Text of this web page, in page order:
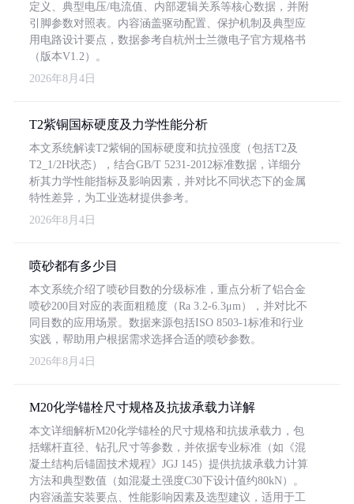
定义、典型电压/电流值、内部逻辑关系等核心数据，并附
引脚参数对照表。内容涵盖驱动配置、保护机制及典型应
用电路设计要点，数据参考自杭州士兰微电子官方规格书
（版本V1.2）。
2026年8月4日
T2紫铜国标硬度及力学性能分析
本文系统解读T2紫铜的国标硬度和抗拉强度（包括T2及
T2_1/2H状态），结合GB/T 5231-2012标准数据，详细分
析其力学性能指标及影响因素，并对比不同状态下的金属
特性差异，为工业选材提供参考。
2026年8月4日
喷砂都有多少目
本文系统介绍了喷砂目数的分级标准，重点分析了铝合金
喷砂200目对应的表面粗糙度（Ra 3.2-6.3μm），并对比不
同目数的应用场景。数据来源包括ISO 8503-1标准和行业
实践，帮助用户根据需求选择合适的喷砂参数。
2026年8月4日
M20化学锚栓尺寸规格及抗拔承载力详解
本文详细解析M20化学锚栓的尺寸规格和抗拔承载力，包
括螺杆直径、钻孔尺寸等参数，并依据专业标准（如《混
凝土结构后锚固技术规程》JGJ 145）提供抗拔承载力计算
方法和典型数值（如混凝土强度C30下设计值约80kN）。
内容涵盖安装要点、性能影响因素及选型建议，适用于工